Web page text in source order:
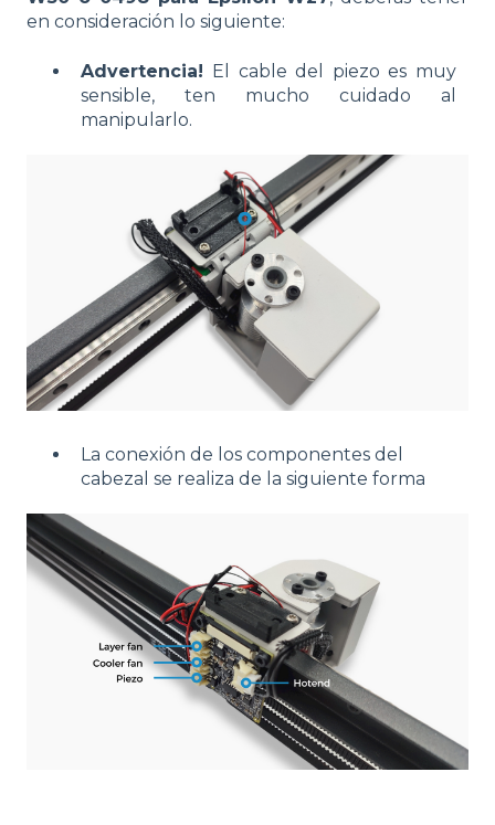
en consideración lo siguiente:
Advertencia! El cable del piezo es muy
sensible, ten mucho cuidado al
manipularlo.
La conexión de los componentes del
cabezal se realiza de la siguiente forma